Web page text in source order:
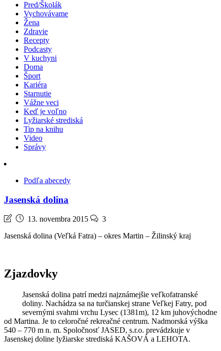
Pred/Školák
Vychovávame
Žena
Zdravie
Recepty
Podcasty
V kuchyni
Doma
Šport
Kariéra
Starnutie
Vážne veci
Keď je voľno
Lyžiarské strediská
Tip na knihu
Video
Správy
Podľa abecedy
Jasenská dolina
13. novembra 2015
3
Jasenská dolina (Veľká Fatra) – okres Martin – Žilinský kraj
Zjazdovky
Jasenská dolina patrí medzi najznámejšie veľkofatranské
doliny. Nachádza sa na turčianskej strane Veľkej Fatry, pod
severnými svahmi vrchu Lysec (1381m), 12 km juhovýchodne
od Martina. Je to celoročné rekreačné centrum. Nadmorská výška
540 – 770 m n. m. Spoločnosť JASED, s.r.o. prevádzkuje v
Jasenskej doline lyžiarske strediská KAŠOVÁ a LEHOTA.